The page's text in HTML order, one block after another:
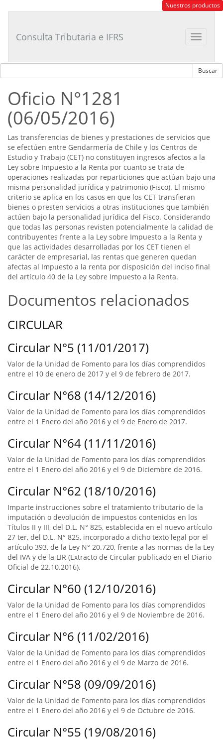
Tributario
Nuestros productos
Toggle
Consulta Tributaria e IFRS
Oficio N°1281
(06/05/2016)
Las transferencias de bienes y prestaciones de servicios que
se efectúen entre Gendarmería de Chile y los Centros de
Estudio y Trabajo (CET) no constituyen ingresos afectos a la
Ley sobre Impuesto a la Renta por cuanto se trata de
operaciones realizadas por reparticiones que actúan bajo una
misma personalidad jurídica y patrimonio (Fisco). El mismo
criterio se aplica en los casos en que los CET transfieran
bienes o presten servicios a otras instituciones que también
actúen bajo la personalidad jurídica del Fisco. Considerando
que todas las personas revisten potencialmente la calidad de
contribuyentes frente a la Ley sobre Impuesto a la Renta y
que las actividades desarrolladas por los CET tienen el
carácter de empresarial, las rentas que generen quedan
afectas al Impuesto a la renta por disposición del inciso final
del artículo 40 de la Ley sobre Impuesto a la Renta.
Documentos relacionados
CIRCULAR
Circular N°5 (11/01/2017)
Valor de la Unidad de Fomento para los días comprendidos
entre el 10 de enero de 2017 y el 9 de febrero de 2017.
Circular N°68 (14/12/2016)
Valor de la Unidad de Fomento para los días comprendidos
entre el 1 Enero del año 2016 y el 9 de Enero de 2017.
Circular N°64 (11/11/2016)
Valor de la Unidad de Fomento para los días comprendidos
entre el 1 Enero del año 2016 y el 9 de Diciembre de 2016.
Circular N°62 (18/10/2016)
Imparte instrucciones sobre el tratamiento tributario de la
imputación o devolución de impuestos contenidos en los
Títulos II y III, del D.L. N° 825, establecida en el nuevo artículo
27 ter, del D.L. N° 825, incorporado a dicho texto legal por el
artículo 393, de la Ley N° 20.720, frente a las normas de la Ley
del IVA y de la LIR (Extracto de Circular publicado en el Diario
Oficial de 22.10.2016).
Circular N°60 (12/10/2016)
Valor de la Unidad de Fomento para los días comprendidos
entre el 1 Enero del año 2016 y el 9 de Noviembre de 2016.
Circular N°6 (11/02/2016)
Valor de la Unidad de Fomento para los días comprendidos
entre el 1 Enero del año 2016 y el 9 de Marzo de 2016.
Circular N°58 (09/09/2016)
Valor de la Unidad de Fomento para los días comprendidos
entre el 1 Enero del año 2016 y el 9 de Octubre de 2016.
Circular N°55 (19/08/2016)